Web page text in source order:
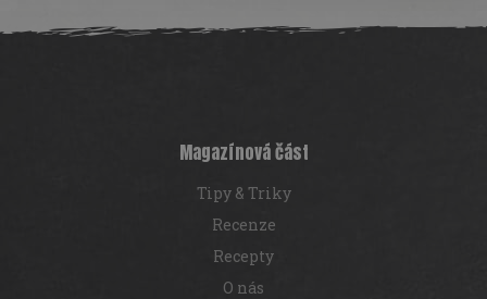
á
Magazínová část
Tipy & Triky
Recenze
Recepty
O nás